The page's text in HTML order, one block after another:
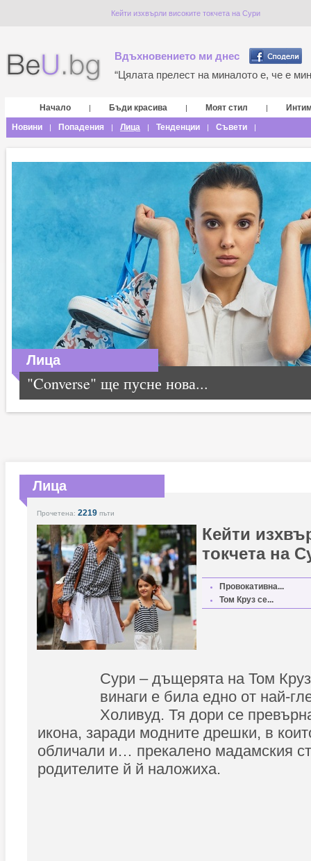
Кейти изхвърли високите токчета на Сури
Вдъхновението ми днес
“Цялата прелест на миналото е, че е
Начало | Бъди красива | Моят стил |
Новини
| Попадения | Лица | Тенденции | Съвети |
Лица
"Converse" ще пусне нова...
Лица
Прочетена: 2219 пъти
Кейти
токчета на
Провокативна...
Том Круз се...
Сури – дъщерята на Том
винаги е била едно от най-
Холивуд. Тя дори се
икона, заради модните дрешки, в
обличали и… прекалено мадамския
родителите й й наложиха.